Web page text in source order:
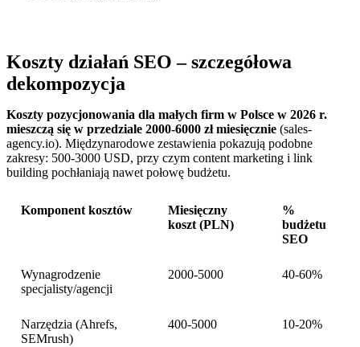
Koszty działań SEO – szczegółowa
dekompozycja
Koszty pozycjonowania dla małych firm w Polsce w 2026 r.
mieszczą się w przedziale 2000-6000 zł miesięcznie (sales-
agency.io). Międzynarodowe zestawienia pokazują podobne
zakresy: 500-3000 USD, przy czym content marketing i link
building pochłaniają nawet połowę budżetu.
Komponent kosztów
Miesięczny
koszt (PLN)
%
budżetu
SEO
Wynagrodzenie
specjalisty/agencji
2000-5000 40-60%
Narzędzia (Ahrefs,
SEMrush)
400-5000 10-20%